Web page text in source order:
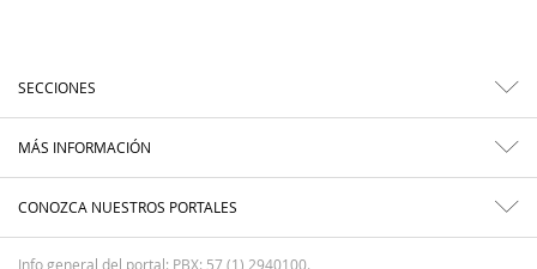
SECCIONES
MÁS INFORMACIÓN
CONOZCA NUESTROS PORTALES
Info general del portal: PBX: 57 (1) 2940100.